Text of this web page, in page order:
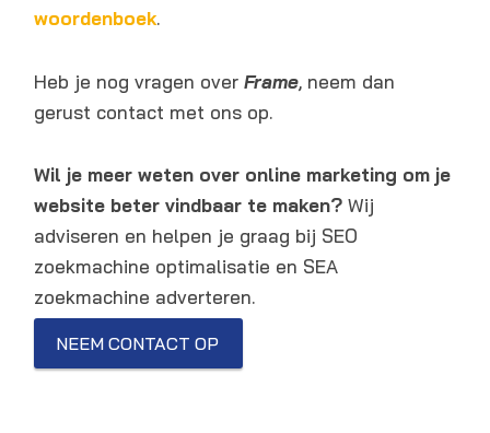
woordenboek.
Heb je nog vragen overFrame, neem dan
gerust contact met ons op.
Wil je meer weten over online marketing om je
website beter vindbaar te maken? Wij
adviseren en helpen je graag bij SEO
zoekmachine optimalisatie en SEA
zoekmachine adverteren.
NEEM CONTACT OP